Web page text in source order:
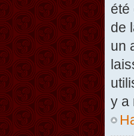
été
de
un
y a